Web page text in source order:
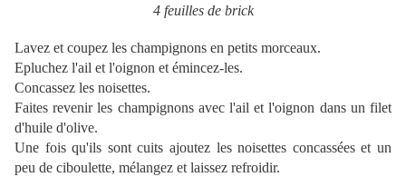
4 feuilles de brick
Lavez et coupez les champignons en petits morceaux.
Epluchez l'ail et l'oignon et émincez-les.
Concassez les noisettes.
Faites revenir les champignons avec l'ail et l'oignon dans un filet
d'huile d'olive.
Une fois qu'ils sont cuits ajoutez les noisettes concassées et un
peu de ciboulette, mélangez et laissez refroidir.